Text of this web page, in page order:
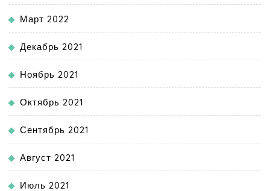
Март 2022
Декабрь 2021
Ноябрь 2021
Октябрь 2021
Сентябрь 2021
Август 2021
Июль 2021